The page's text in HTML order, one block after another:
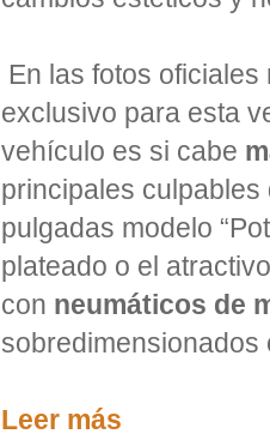
En las fotos
exclusivo para esta
vehículo es si cabe
principales
pulgadas modelo
plateado o el
con neumáticos de
Leer más